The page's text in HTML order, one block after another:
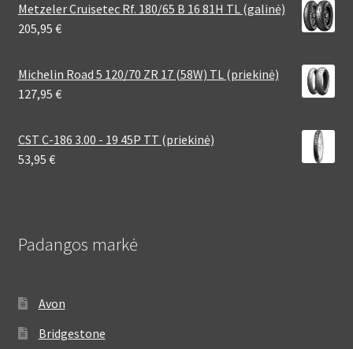
Metzeler Cruisetec Rf. 180/65 B 16 81H TL (galinė)
205,95 €
Michelin Road 5 120/70 ZR 17 (58W) TL (priekinė)
127,95 €
CST C-186 3.00 - 19 45P TT (priekinė)
53,95 €
Padangos markė
Avon
Bridgestone